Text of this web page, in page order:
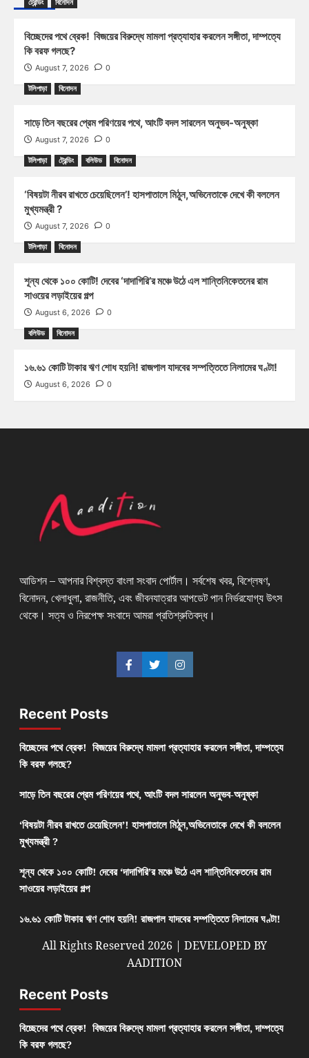
ট্রেন্ডিং বিনোদন
বিচ্ছেদের পথে ব্রেক! বিজয়ের বিরুদ্ধে মামলা প্রত্যাহার করলেন সঙ্গীতা, দাম্পত্যে
কি বরফ গলছে?
August 7, 2026 0
টলিপাড়া বিনোদন
সাড়ে তিন বছরের প্রেম পরিণয়ের পথে, আংটি বদল সারলেন অনুভব-অনুষ্কা
August 7, 2026 0
টলিপাড়া ট্রেন্ডিং বলিউড বিনোদন
‘বিষয়টা নীরব রাখতে চেয়েছিলেন’! হাসপাতালে মিঠুন,অভিনেতাকে দেখে কী বললেন
মুখ্যমন্ত্রী ?
August 7, 2026 0
টলিপাড়া বিনোদন
শূন্য থেকে ১০০ কোটি! দেবের ‘দাদাগিরি’র মঞ্চে উঠে এল শান্তিনিকেতনের রাম
সাওয়ের লড়াইয়ের গল্প
August 6, 2026 0
বলিউড বিনোদন
১৬.৬১ কোটি টাকার ঋণ শোধ হয়নি! রাজপাল যাদবের সম্পত্তিতে নিলামের ঘণ্টা!
August 6, 2026 0
আডিশন – আপনার বিশ্বস্ত বাংলা সংবাদ পোর্টাল। সর্বশেষ খবর, বিশ্লেষণ,
বিনোদন, খেলাধুলা, রাজনীতি, এবং জীবনযাত্রার আপডেট পান নির্ভরযোগ্য উৎস
থেকে। সত্য ও নিরপেক্ষ সংবাদে আমরা প্রতিশ্রুতিবদ্ধ।
Recent Posts
বিচ্ছেদের পথে ব্রেক! বিজয়ের বিরুদ্ধে মামলা প্রত্যাহার করলেন সঙ্গীতা, দাম্পত্যে
কি বরফ গলছে?
সাড়ে তিন বছরের প্রেম পরিণয়ের পথে, আংটি বদল সারলেন অনুভব-অনুষ্কা
‘বিষয়টা নীরব রাখতে চেয়েছিলেন’! হাসপাতালে মিঠুন,অভিনেতাকে দেখে কী বললেন
মুখ্যমন্ত্রী ?
শূন্য থেকে ১০০ কোটি! দেবের ‘দাদাগিরি’র মঞ্চে উঠে এল শান্তিনিকেতনের রাম
সাওয়ের লড়াইয়ের গল্প
১৬.৬১ কোটি টাকার ঋণ শোধ হয়নি! রাজপাল যাদবের সম্পত্তিতে নিলামের ঘণ্টা!
All Rights Reserved 2026 | DEVELOPED BY
AADITION
Recent Posts
বিচ্ছেদের পথে ব্রেক! বিজয়ের বিরুদ্ধে মামলা প্রত্যাহার করলেন সঙ্গীতা, দাম্পত্যে
কি বরফ গলছে?